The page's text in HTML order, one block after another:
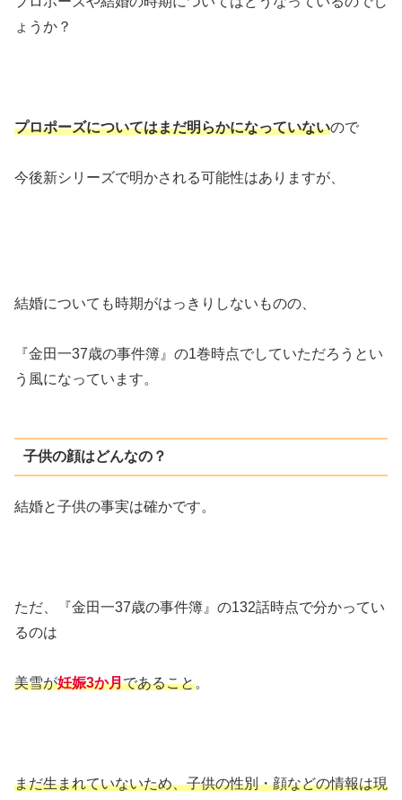
ょうか？
プロポーズについてはまだ明らかになっていないので
今後新シリーズで明かされる可能性はありますが、
結婚についても時期がはっきりしないものの、
『金田一37歳の事件簿』の1巻時点でしていただろうとい
う風になっています。
子供の顔はどんなの？
結婚と子供の事実は確かです。
ただ、『金田一37歳の事件簿』の132話時点で分かってい
るのは
美雪が妊娠3か月であること。
まだ生まれていないため、子供の性別・顔などの情報は現